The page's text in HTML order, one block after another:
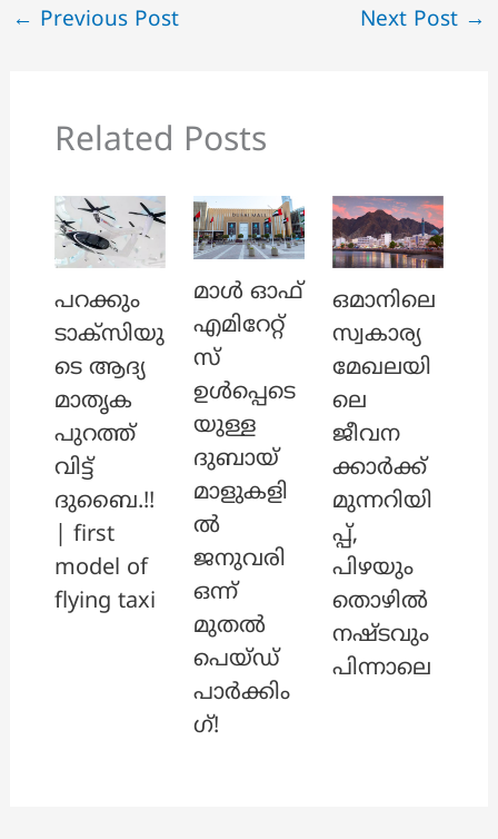
← Previous Post Next Post →
Related Posts
പറക്കും
ടാക്സിയു
ടെ ആദ്യ
മാതൃക
പുറത്ത്
വിട്ട്
ദുബൈ.!!
| first
model of
flying taxi
മാൾ ഓഫ്
എമിറേറ്റ്‌
സ്
ഉൾപ്പെടെ
യുള്ള
ദുബായ്
മാളുകളി
ൽ
ജനുവരി
ഒന്ന്
മുതൽ
പെയ്ഡ്
പാർക്കിം
ഗ്!
ഒമാനിലെ
സ്വകാര്യ
മേഖലയി
ലെ
ജീവന
ക്കാർക്ക്
മുന്നറിയി
പ്പ്,
പിഴയും
തൊഴിൽ
നഷ്ടവും
പിന്നാലെ